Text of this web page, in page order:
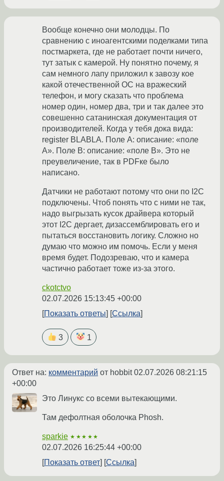
Вообще конечно они молодцы. По
сравнению с иноагентскими поделками типа
постмаркета, где не работает почти ничего,
тут затык с камерой. Ну понятно почему, я
сам немного лапу приложил к завозу кое
какой отечественной ОС на вражеский
телефон, и могу сказать что проблема
номер один, номер два, три и так далее это
совешенно сатанинская документация от
производителей. Когда у тебя дока вида:
register BLABLA. Поле А: описание: «поле
А». Поле B: описание: «поле В». Это не
преувеличение, так в PDFке было
написано.
Датчики не работают потому что они по I2C
подключены. Чтоб понять что с ними не так,
надо выгрызать кусок драйвера который
этот I2C дергает, дизассемблировать его и
пытаться восстановить логику. Сложно но
думаю что можно им помочь. Если у меня
время будет. Подозреваю, что и камера
частично работает тоже из-за этого.
ckotctvo
02.07.2026 15:13:45 +00:00
Показать ответы
Ссылка
3 1
Ответ на: комментарий от hobbit02.07.2026 08:21:15
+00:00
Это Линукс со всеми вытекающими.
Там дефолтная оболочка Phosh.
sparkie ★★★★★
02.07.2026 16:25:44 +00:00
Показать ответ
Ссылка